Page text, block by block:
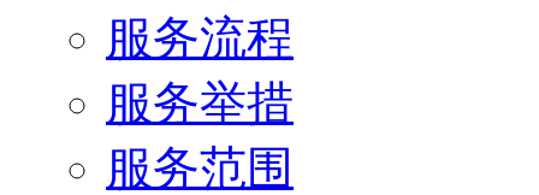
服务流程
服务举措
服务范围